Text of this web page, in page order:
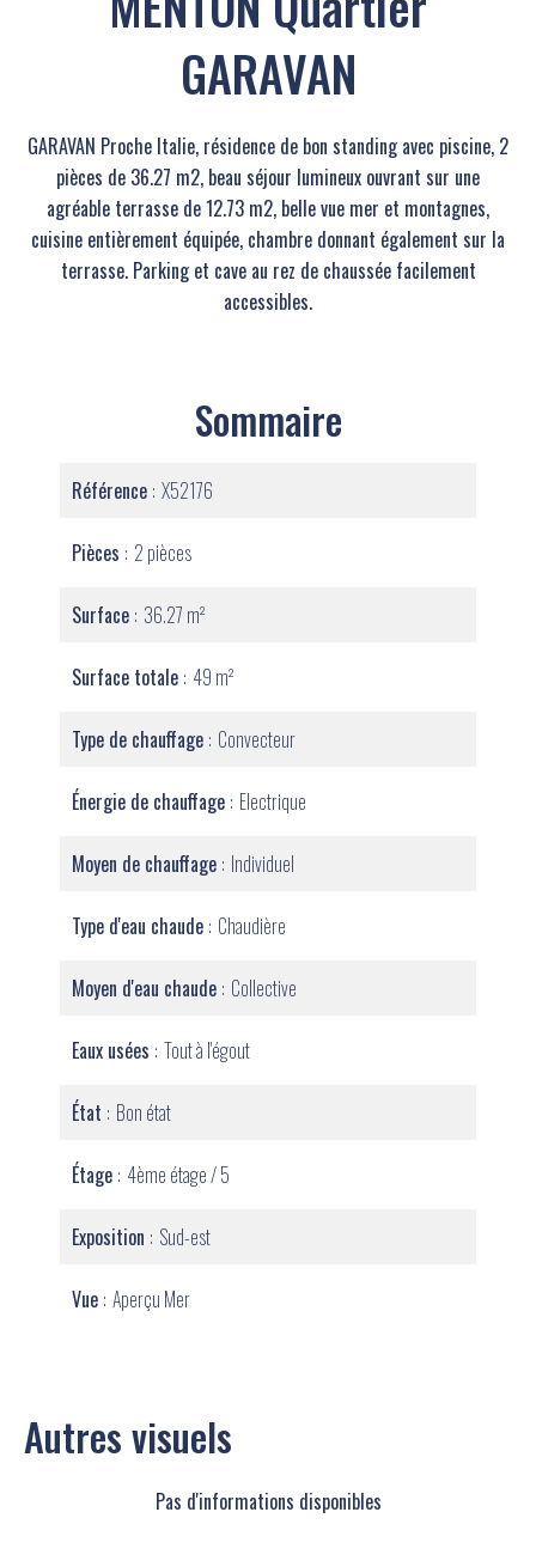
GARAVAN
GARAVAN Proche Italie, résidence de bon standing avec piscine, 2
pièces de 36.27 m2, beau séjour lumineux ouvrant sur une
agréable terrasse de 12.73 m2, belle vue mer et montagnes,
cuisine entièrement équipée, chambre donnant également sur la
terrasse. Parking et cave au rez de chaussée facilement
accessibles.
Sommaire
Référence X52176
Pièces 2 pièces
Surface 36.27 m²
Surface totale 49 m²
Type de chauffage Convecteur
Énergie de chauffage Electrique
Moyen de chauffage Individuel
Type d'eau chaude Chaudière
Moyen d'eau chaude Collective
Eaux usées Tout à l'égout
État Bon état
Étage 4ème étage / 5
Exposition Sud-est
Vue Aperçu Mer
Autres visuels
Pas d'informations disponibles